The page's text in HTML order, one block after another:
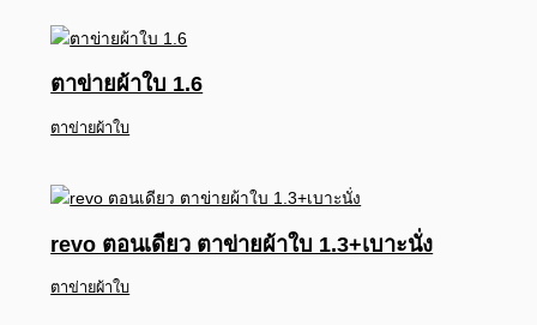
ตาข่ายผ้าใบ 1.6
ตาข่ายผ้าใบ
revo ตอนเดียว ตาข่ายผ้าใบ 1.3+เบาะนั่ง
ตาข่ายผ้าใบ